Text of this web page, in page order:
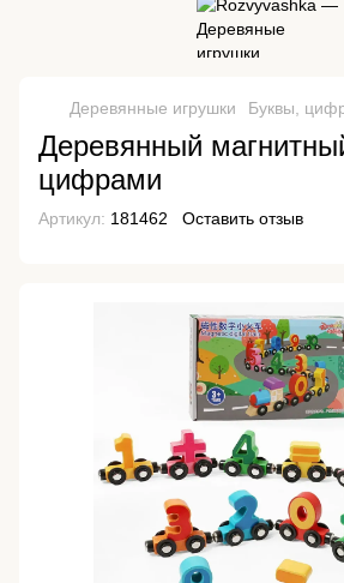
Деревянные игрушки Буквы,
Деревянный
цифрами
Артикул: 181462 Оставить отзыв